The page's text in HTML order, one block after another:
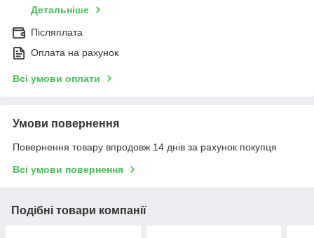
Детальніше
Післяплата
Оплата на рахунок
Всі умови оплати
Умови повернення
Повернення товару впродовж 14 днів за рахунок покупця
Всі умови повернення
Подібні товари компанії